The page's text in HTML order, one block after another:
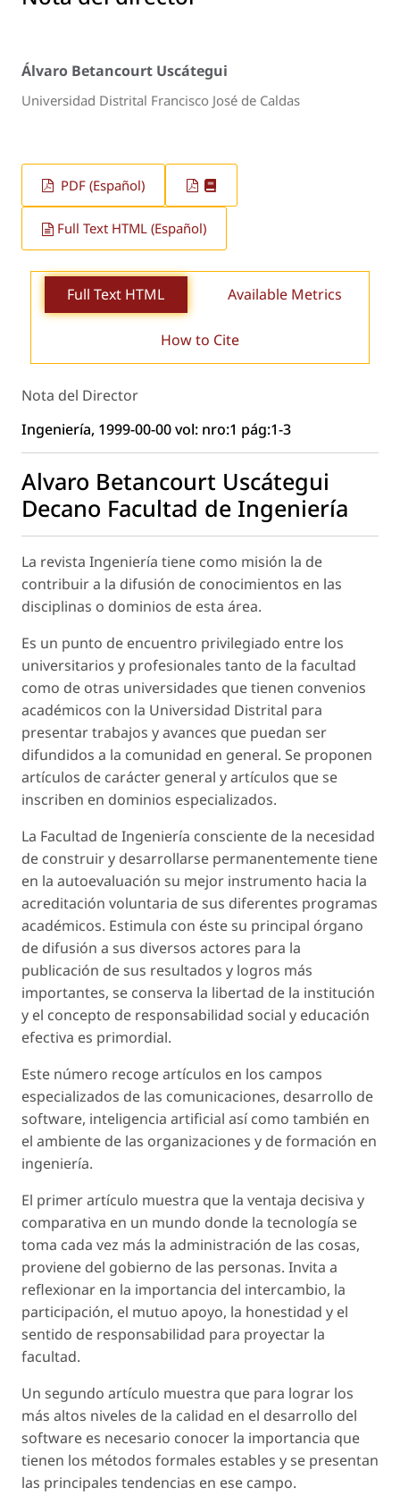
Álvaro Betancourt Uscátegui
Universidad Distrital Francisco José de Caldas
PDF (Español)
Full Text HTML (Español)
Full Text HTML Available Metrics
How to Cite
Nota del Director
Ingeniería, 1999-00-00 vol: nro:1 pág:1-3
Alvaro Betancourt Uscátegui
Decano Facultad de Ingeniería
La revista Ingeniería tiene como misión la de
contribuir a la difusión de conocimientos en las
disciplinas o dominios de esta área.
Es un punto de encuentro privilegiado entre los
universitarios y profesionales tanto de la facultad
como de otras universidades que tienen convenios
académicos con la Universidad Distrital para
presentar trabajos y avances que puedan ser
difundidos a la comunidad en general. Se proponen
artículos de carácter general y artículos que se
inscriben en dominios especializados.
La Facultad de Ingeniería consciente de la necesidad
de construir y desarrollarse permanentemente tiene
en la autoevaluación su mejor instrumento hacia la
acreditación voluntaria de sus diferentes programas
académicos. Estimula con éste su principal órgano
de difusión a sus diversos actores para la
publicación de sus resultados y logros más
importantes, se conserva la libertad de la institución
y el concepto de responsabilidad social y educación
efectiva es primordial.
Este número recoge artículos en los campos
especializados de las comunicaciones, desarrollo de
software, inteligencia artificial así como también en
el ambiente de las organizaciones y de formación en
ingeniería.
El primer artículo muestra que la ventaja decisiva y
comparativa en un mundo donde la tecnología se
toma cada vez más la administración de las cosas,
proviene del gobierno de las personas. Invita a
reflexionar en la importancia del intercambio, la
participación, el mutuo apoyo, la honestidad y el
sentido de responsabilidad para proyectar la
facultad.
Un segundo artículo muestra que para lograr los
más altos niveles de la calidad en el desarrollo del
software es necesario conocer la importancia que
tienen los métodos formales estables y se presentan
las principales tendencias en ese campo.